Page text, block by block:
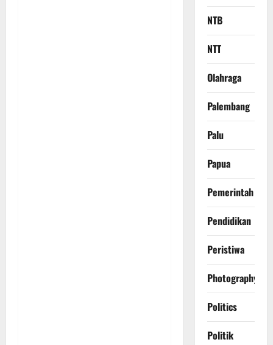
NTB
NTT
Olahraga
Palembang
Palu
Papua
Pemerintah
Pendidikan
Peristiwa
Photography
Politics
Politik